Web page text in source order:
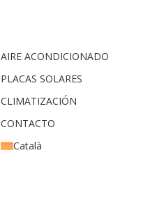
AIRE ACONDICIONADO
PLACAS SOLARES
CLIMATIZACIÓN
CONTACTO
Català